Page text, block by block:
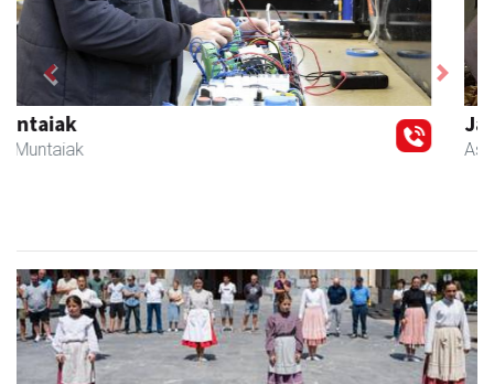
Javier Iraola harategia
Asteasu
Previous Next